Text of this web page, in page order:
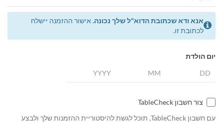
אנא ודא שכתובת הדוא"ל שלך נכונה.אישור ההזמנה יישלח
לכתובת זו.
יום הולדת
צור חשבון TableCheck
עם חשבון TableCheck, תוכל לגשת להיסטוריית ההזמנות שלך ולבצע